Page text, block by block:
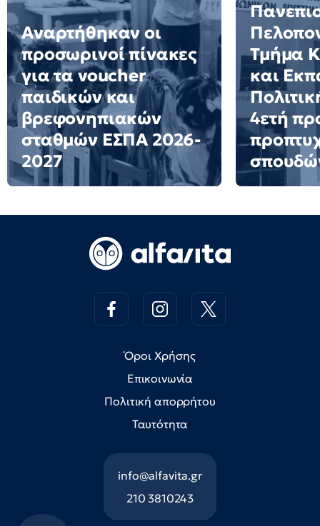
Αναρτήθηκαν οι
προσωρινοί πίνακες
για τα voucher
παιδικών και
βρεφονηπιακών
σταθμών ΕΣΠΑ 2026-
2027
Τμήμα
και
4ετή
Όροι Χρήσης
Επικοινωνία
Πολιτική απορρήτου
Ταυτότητα
info@alfavita.gr
210 3810243